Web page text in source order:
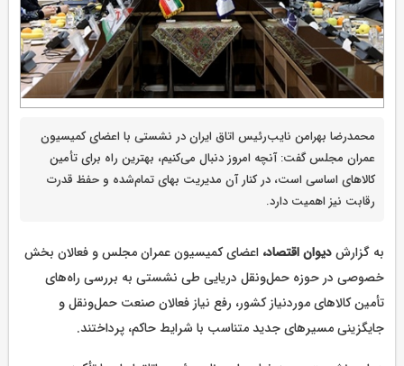
محمدرضا بهرامن نایب‌رئیس اتاق ایران در نشستی با اعضای کمیسیون
عمران مجلس گفت: آنچه امروز دنبال می‌کنیم، بهترین راه برای تأمین
کالاهای اساسی است، در کنار آن مدیریت بهای تمام‌شده و حفظ قدرت
رقابت نیز اهمیت دارد.
به گزارشدیوان اقتصاد، اعضای کمیسیون عمران مجلس و فعالان بخش
خصوصی در حوزه حمل‌ونقل دریایی طی نشستی به بررسی راه‌های
تأمین کالاهای موردنیاز کشور، رفع نیاز فعالان صنعت حمل‌ونقل و
جایگزینی مسیرهای جدید متناسب با شرایط حاکم، پرداختند.